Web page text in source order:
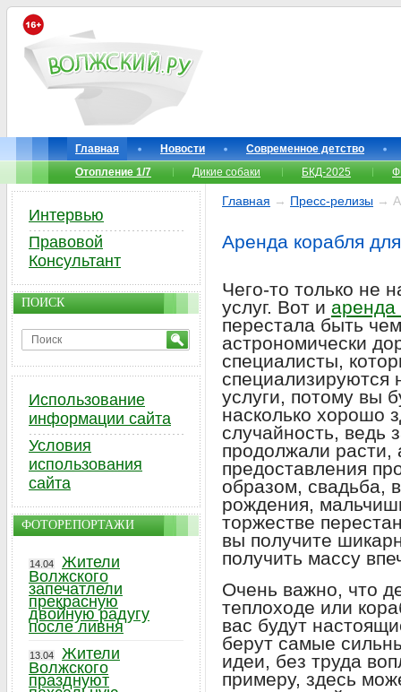
Главная Новости
Современное детство
Отопление 1/7
Дикие собаки БКД-2025
Главная → Пресс-релизы →
Аренда корабля
Чего-то только не
услуг. Вот и аренда
перестала быть
астрономически
специалисты,
специализируются
услуги, потому вы
насколько хорошо
случайность, ведь
продолжали расти,
предоставления
образом, свадьба,
рождения,
торжестве
вы получите
получить массу
Очень важно, что
теплоходе или
вас будут
берут самые
идеи, без труда
примеру, здесь
Интервью
Правовой
Консультант
ПОИСК
Использование
информации сайта
Условия
использования
сайта
ФОТОРЕПОРТАЖИ
14.04
Жители
Волжского
запечатлели
прекрасную
двойную радугу
после ливня
13.04
Жители
Волжского
празднуют